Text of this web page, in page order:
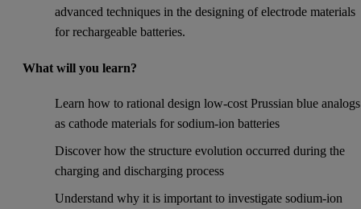
advanced techniques in the designing of electrode materials
for rechargeable batteries.
What will you learn?
Learn how to rational design low-cost Prussian blue analogs
as cathode materials for sodium-ion batteries
Discover how the structure evolution occurred during the
charging and discharging process
Understand why it is important to investigate sodium-ion